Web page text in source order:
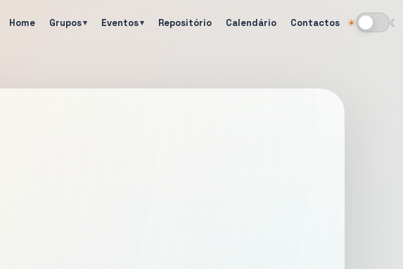
Home Grupos Eventos Repositório Calendário Contactos ☀ ☾
Alternar tema